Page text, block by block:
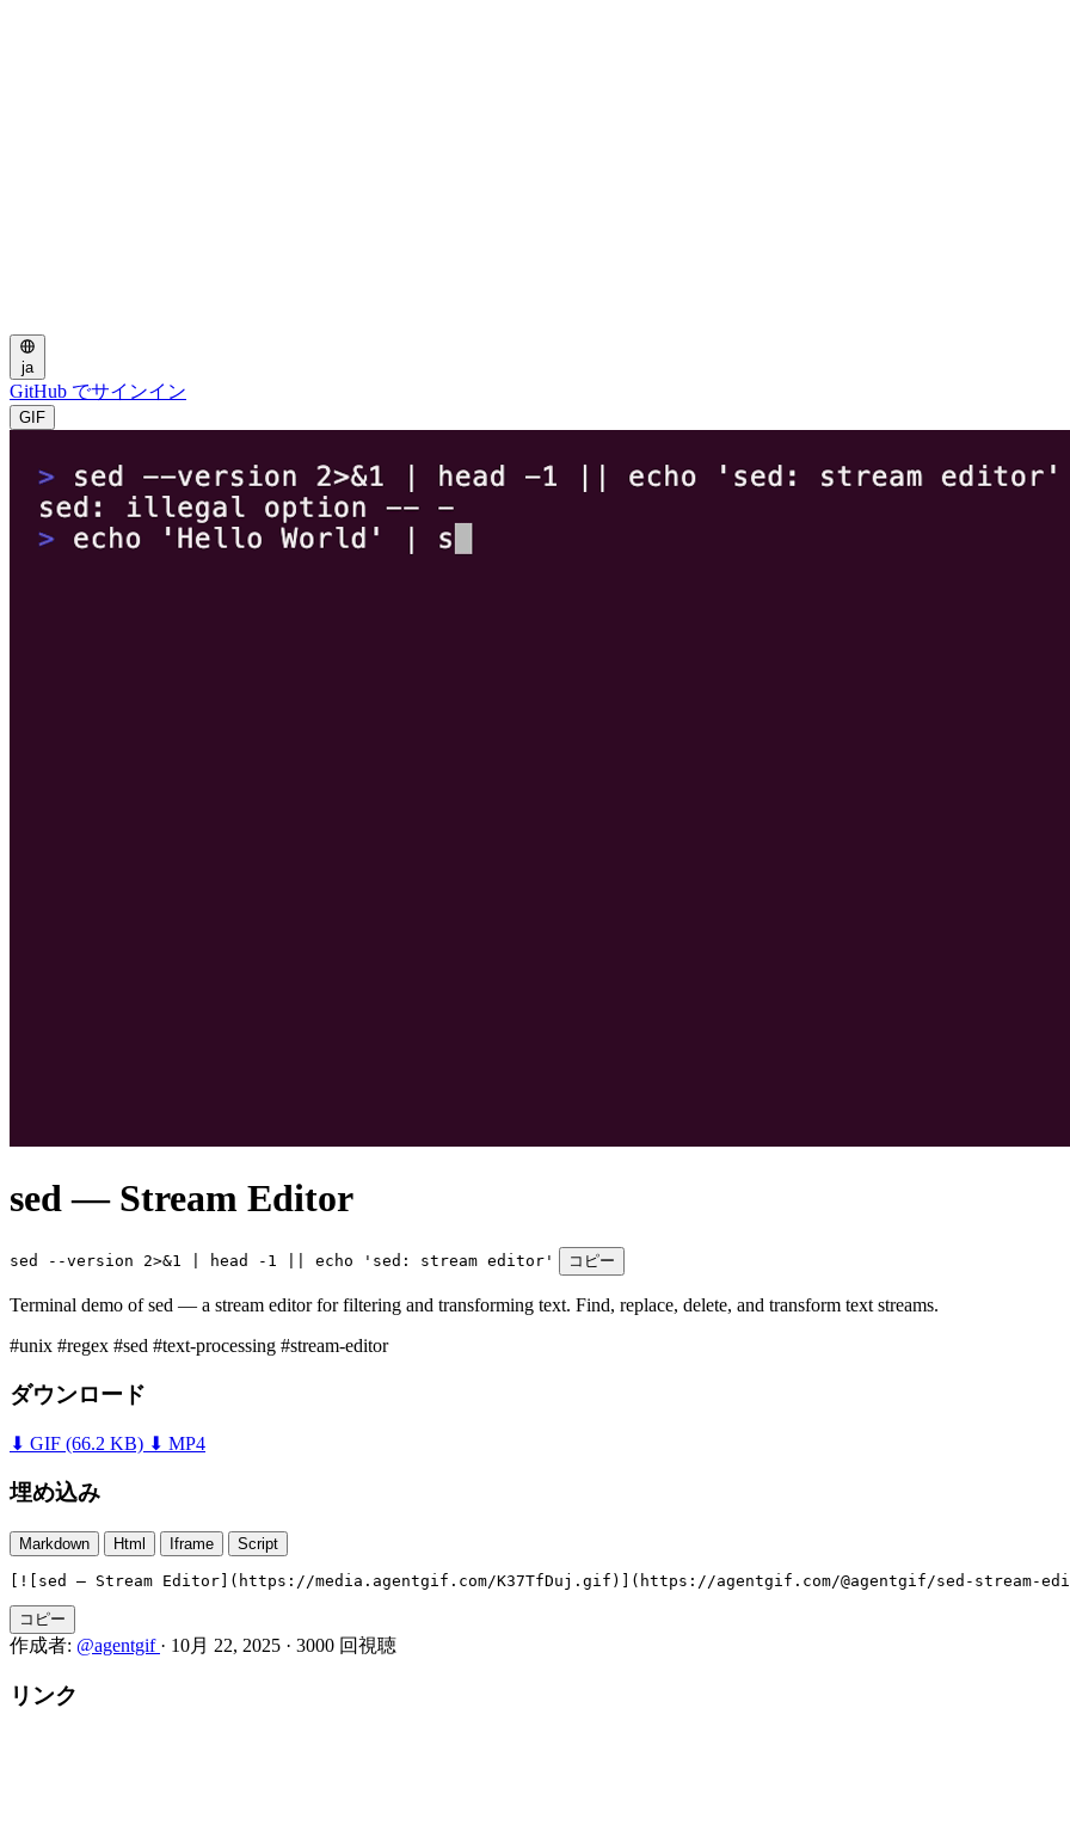
ja
GitHub でサインイン
GIF
sed — Stream Editor
sed --version 2>&1 | head -1 || echo 'sed: stream editor' コピー
Terminal demo of sed — a stream editor for filtering and transforming text. Find, replace, delete, and transform text streams.
#unix #regex #sed #text-processing #stream-editor
ダウンロード
⬇ GIF (66.2 KB) ⬇ MP4
埋め込み
Markdown Html Iframe Script
[![sed — Stream Editor](https://media.agentgif.com/K37TfDuj.gif)](https://agentgif.com/@agentgif/sed-stream-
コピー
作成者: @agentgif · 10月 22, 2025 · 3000 回視聴
リンク